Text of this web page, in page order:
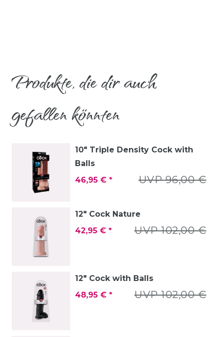
Produkte, die dir auch
gefallen könnten
10" Triple Density Cock with
Balls
UVP 96,00 €
46,95 € *
12" Cock Nature
UVP 102,00 €
42,95 € *
12" Cock with Balls
UVP 102,00 €
48,95 € *